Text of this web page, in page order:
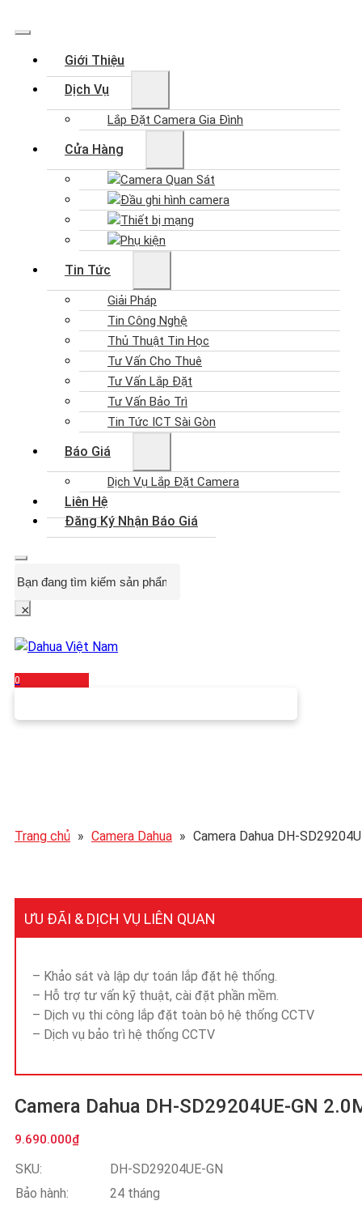
Giới Thiệu
Dịch Vụ
Lắp Đặt Camera Gia Đình
Cửa Hàng
Camera Quan Sát
Đầu ghi hình camera
Thiết bị mạng
Phụ kiện
Tin Tức
Giải Pháp
Tin Công Nghệ
Thủ Thuật Tin Học
Tư Vấn Cho Thuê
Tư Vấn Lắp Đặt
Tư Vấn Bảo Trì
Tin Tức ICT Sài Gòn
Báo Giá
Dịch Vụ Lắp Đặt Camera
Liên Hệ
Đăng Ký Nhận Báo Giá
×
0
Trang chủ » Camera Dahua » Camera Dahua DH-
ƯU ĐÃI & DỊCH VỤ LIÊN QUAN
– Khảo sát và lập dự toán lắp đặt hệ thống.
– Hỗ trợ tư vấn kỹ thuật, cài đặt phần mềm.
– Dịch vụ thi công lắp đặt toàn bộ hệ thống CCTV
– Dịch vụ bảo trì hệ thống CCTV
Camera Dahua DH-SD29204UE-GN
9.690.000₫
SKU:
DH-SD29204UE-GN
Bảo hành:
24 tháng